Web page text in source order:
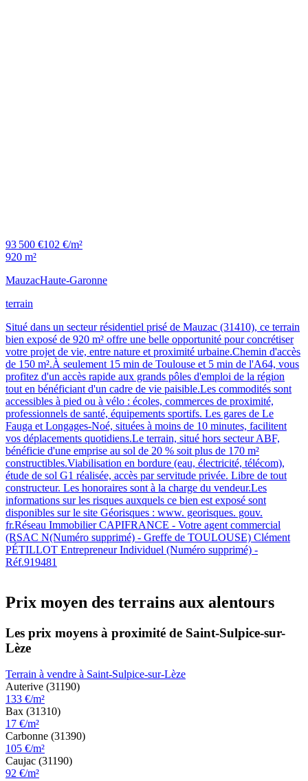
93 500 €102 €/m²
920 m²
MauzacHaute-Garonne
terrain
Situé dans un secteur résidentiel prisé de Mauzac (31410), ce terrain
bien exposé de 920 m² offre une belle opportunité pour concrétiser
votre projet de vie, entre nature et proximité urbaine.Chemin d'accès
de 150 m².À seulement 15 min de Toulouse et 5 min de l'A64, vous
profitez d'un accès rapide aux grands pôles d'emploi de la région
tout en bénéficiant d'un cadre de vie paisible.Les commodités sont
accessibles à pied ou à vélo : écoles, commerces de proximité,
professionnels de santé, équipements sportifs. Les gares de Le
Fauga et Longages-Noé, situées à moins de 10 minutes, facilitent
vos déplacements quotidiens.Le terrain, situé hors secteur ABF,
bénéficie d'une emprise au sol de 20 % soit plus de 170 m²
constructibles.Viabilisation en bordure (eau, électricité, télécom),
étude de sol G1 réalisée, accès par servitude privée. Libre de tout
constructeur. Les honoraires sont à la charge du vendeur.Les
informations sur les risques auxquels ce bien est exposé sont
disponibles sur le site Géorisques : www. georisques. gouv.
fr.Réseau Immobilier CAPIFRANCE - Votre agent commercial
(RSAC N(Numéro supprimé) - Greffe de TOULOUSE) Clément
PÉTILLOT Entrepreneur Individuel (Numéro supprimé) -
Réf.919481
Prix moyen des terrains aux alentours
Les prix moyens à proximité de Saint-Sulpice-sur-
Lèze
Terrain à vendre à Saint-Sulpice-sur-Lèze
Auterive (31190)
133 €/m²
Bax (31310)
17 €/m²
Carbonne (31390)
105 €/m²
Caujac (31190)
92 €/m²